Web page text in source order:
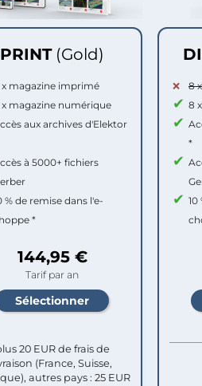
PRINT (Gold)
x magazine imprimé
x magazine numérique
aux archives d'Elektor
à 5000+ fichiers
% de remise dans l'e-
*
144,95 €
Tarif par an
20 EUR de frais de
(France, Suisse,
autres pays : 25 EUR
8
8
*
10